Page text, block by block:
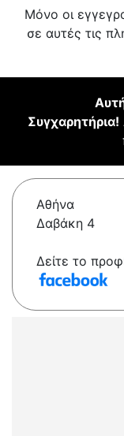
Μόνο οι
σε αυτές τις
Συγχαρητήρια!
Αθήνα
Δαβάκη 4
Δείτε το